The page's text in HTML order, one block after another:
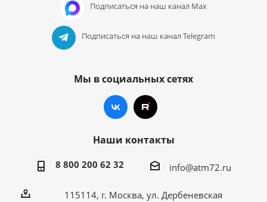
Подписаться на наш канал Max
Подписаться на наш канал Telegram
Мы в социальных сетях
Наши контакты
8 800 200 62 32 info@atm72.ru
115114, г. Москва, ул. Дербеневская